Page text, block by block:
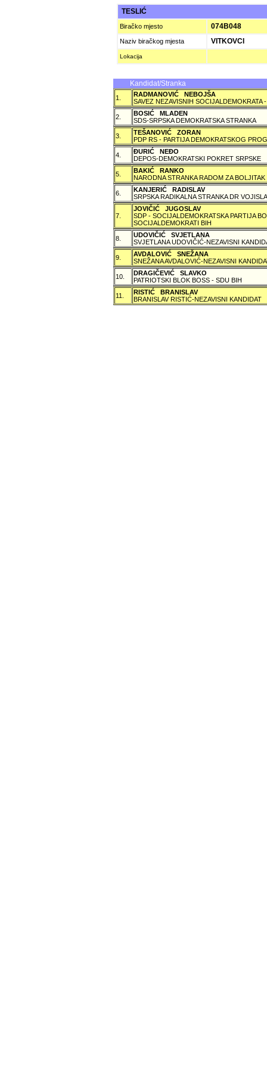
TESLIĆ
Biračko mjesto 074B048
Naziv biračkog mjesta VITKOVCI
Lokacija
Kandidat/Stranka
1.
RADMANOVIĆ NEBOJŠA
SAVEZ NEZAVISNIH SOCIJALDEMOKRATA
2.
BOSIĆ MLADEN
SDS-SRPSKA DEMOKRATSKA STRANKA
3.
TEŠANOVIĆ ZORAN
PDP RS - PARTIJA DEMOKRATSKOG
4.
ÐURIĆ NEÐO
DEPOS-DEMOKRATSKI POKRET SRPSKE
5.
BAKIĆ RANKO
NARODNA STRANKA RADOM ZA BOLJITAK
6.
KANJERIĆ RADISLAV
SRPSKA RADIKALNA STRANKA DR
7.
JOVIČIĆ JUGOSLAV
SDP - SOCIJALDEMOKRATSKA PARTIJA
SOCIJALDEMOKRATI BIH
8.
UDOVIČIĆ SVJETLANA
SVJETLANA UDOVIČIĆ-NEZAVISNI
9.
AVDALOVIĆ SNEŽANA
SNEŽANA AVDALOVIĆ-NEZAVISNI
10.
DRAGIČEVIĆ SLAVKO
PATRIOTSKI BLOK BOSS - SDU BIH
11.
RISTIĆ BRANISLAV
BRANISLAV RISTIĆ-NEZAVISNI KANDIDAT